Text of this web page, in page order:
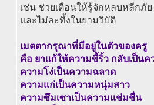
เช่น ช่วยเตือนให้รู้จักหลบหลีกภั
และไม่ละทิ้งในยามวิบัติ
เมตตากรุณาที่มีอยู่ในตัวของครู
คือ ยาแก้ให้ความขี้ริ้ว กลับเป็นค
ความโง่เป็นความฉลาด
ความแก่เป็นความหนุ่มสาว
ความซึมเซาเป็นความแช่มชื่น